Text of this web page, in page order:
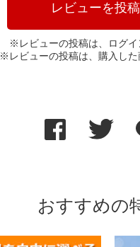
レビューを投
※レビューの投稿は、ログイ
※レビューの投稿は、購入した
おすすめの